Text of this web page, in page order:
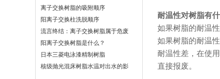
离子交换树脂的吸附顺序
阳离子交换柱洗脱顺序
流言终结：离子交换树脂属于危废
吗
阳离子交换树脂是什么？
日本三菱电泳漆精制树脂
核级抛光混床树脂水温对出水的影
耐温性对树脂有
如果树脂的耐温
如果树脂的耐温
耐温性差，在使
直接报废。